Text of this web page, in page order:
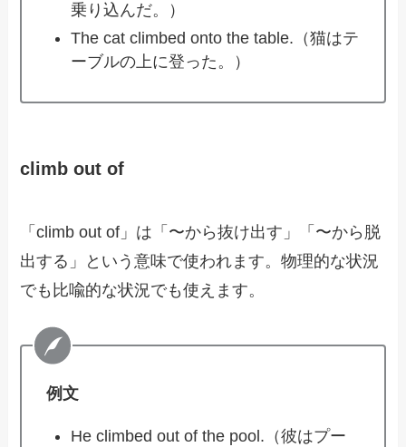
乗り込んだ。）
The cat climbed onto the table.（猫はテ
ーブルの上に登った。）
climb out of
「climb out of」は「〜から抜け出す」「〜から脱
出する」という意味で使われます。物理的な状況
でも比喩的な状況でも使えます。
例文
He climbed out of the pool.（彼はプー